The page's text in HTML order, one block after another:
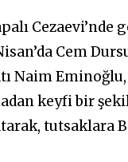
Cem
Naim
keyfi bir
tutsaklara